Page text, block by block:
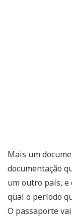
Mais um
documentação
um outro país,
qual o período
O passaporte